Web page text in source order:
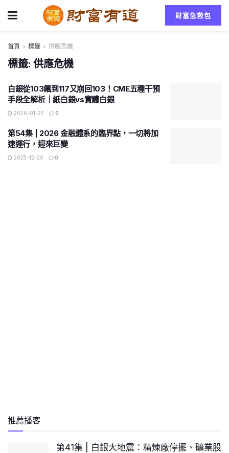
財富急救包
首頁 標籤 供應危機
標籤:供應危機
白銀從103飆到117又崩回103！CME五種干預
手段全解析｜紙白銀vs實體白銀
2026-01-27 0
第54集 | 2026 金融體系的臨界點，一切將加
速運行，迎來巨變
2025-12-20 0
推薦播客
第41集 | 白銀大地震：精煉廠停擺、礦業股